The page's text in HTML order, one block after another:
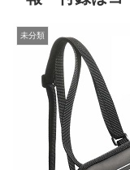
未分類